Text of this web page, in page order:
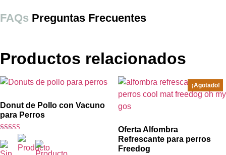
FAQs Preguntas Frecuentes
Productos relacionados
Donut de Pollo con Vacuno
para Perros
Valorado con
5.00
de 5
¡Agotado!
Oferta Alfombra
Refrescante para perros
Freedog